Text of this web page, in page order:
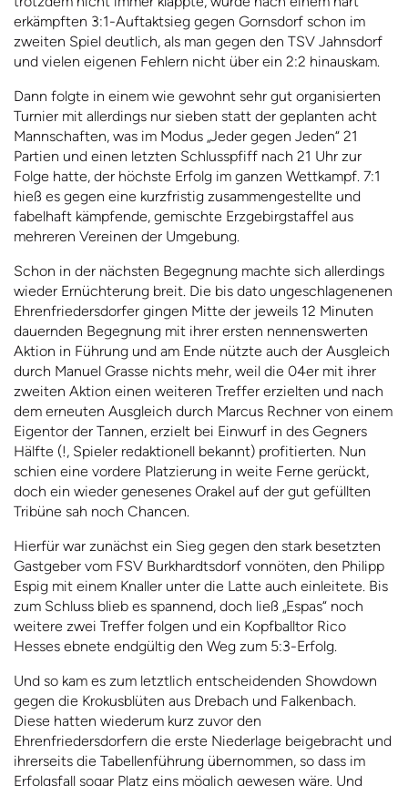
erkämpften 3:1-Auftaktsieg gegen Gornsdorf schon im
zweiten Spiel deutlich, als man gegen den TSV Jahnsdorf
und vielen eigenen Fehlern nicht über ein 2:2 hinauskam.
Dann folgte in einem wie gewohnt sehr gut organisierten
Turnier mit allerdings nur sieben statt der geplanten acht
Mannschaften, was im Modus „Jeder gegen Jeden“ 21
Partien und einen letzten Schlusspfiff nach 21 Uhr zur
Folge hatte, der höchste Erfolg im ganzen Wettkampf. 7:1
hieß es gegen eine kurzfristig zusammengestellte und
fabelhaft kämpfende, gemischte Erzgebirgstaffel aus
mehreren Vereinen der Umgebung.
Schon in der nächsten Begegnung machte sich allerdings
wieder Ernüchterung breit. Die bis dato ungeschlagenenen
Ehrenfriedersdorfer gingen Mitte der jeweils 12 Minuten
dauernden Begegnung mit ihrer ersten nennenswerten
Aktion in Führung und am Ende nützte auch der Ausgleich
durch Manuel Grasse nichts mehr, weil die 04er mit ihrer
zweiten Aktion einen weiteren Treffer erzielten und nach
dem erneuten Ausgleich durch Marcus Rechner von einem
Eigentor der Tannen, erzielt bei Einwurf in des Gegners
Hälfte (!, Spieler redaktionell bekannt) profitierten. Nun
schien eine vordere Platzierung in weite Ferne gerückt,
doch ein wieder genesenes Orakel auf der gut gefüllten
Tribüne sah noch Chancen.
Hierfür war zunächst ein Sieg gegen den stark besetzten
Gastgeber vom FSV Burkhardtsdorf vonnöten, den Philipp
Espig mit einem Knaller unter die Latte auch einleitete. Bis
zum Schluss blieb es spannend, doch ließ „Espas“ noch
weitere zwei Treffer folgen und ein Kopfballtor Rico
Hesses ebnete endgültig den Weg zum 5:3-Erfolg.
Und so kam es zum letztlich entscheidenden Showdown
gegen die Krokusblüten aus Drebach und Falkenbach.
Diese hatten wiederum kurz zuvor den
Ehrenfriedersdorfern die erste Niederlage beigebracht und
ihrerseits die Tabellenführung übernommen, so dass im
Erfolgsfall sogar Platz eins möglich gewesen wäre. Und